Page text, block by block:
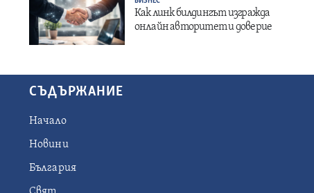
Как линк билдингът изгражда
онлайн авторитет и доверие
СЪДЪРЖАНИЕ
Начало
Новини
България